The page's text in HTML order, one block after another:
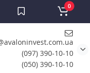
(097) 390-10-10
(050) 390-10-10
0